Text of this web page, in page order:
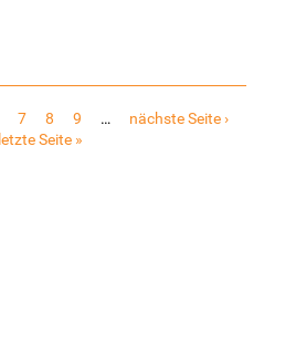
7 8 9 …
nächste Seite ›
letzte Seite »